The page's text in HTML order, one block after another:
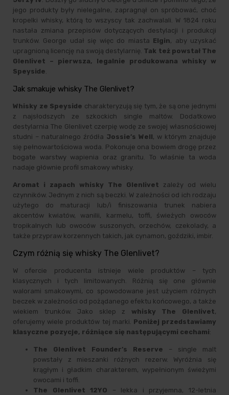
jego produkty były nielegalne, zapragnął on spróbować, choć
kropelki whisky, którą to wszyscy tak zachwalali. W 1824 roku
nastała zmiana przepisów dotyczących destylacji i produkcji
trunków. George udał się więc do miasta Elgin, aby uzyskać
upragnioną licencję na swoją destylarnię. Tak też powstał The
Glenlivet – pierwsza, legalnie produkowana whisky w
Speyside.
Jak smakuje whisky The Glenlivet?
Whisky ze Speyside charakteryzują się tym, że są one jednymi
z najsłodszych ze szkockich single maltów. Dodatkowo
destylarnia The Glenlivet czerpię wodę ze swojej własnościowej
studni – naturalnego źródła Jossie’s Well, w którym znajduje
się pełnowartościowa woda. Pokonuje ona bowiem drogę przez
bogate warstwy wapienia oraz granitu. To właśnie ta woda
nadaje głównie profil smakowy whisky.
Aromat i zapach whisky The Glenlivet zależy od wielu
czynników. Jednym z nich są beczki. W zależności od ich rodzaju
użytego do maturacji lub/i finiszowania trunek nabiera
akcentów kwiatów, wanilii, karmelu, toffi, świeżych owoców
tropikalnych lub owoców suszonych, orzechów, czekolady, a
także przypraw korzennych takich, jak cynamon, goździki, imbir.
Czym różnią się whisky The Glenlivet?
W ofercie producenta istnieje wiele produktów – tych
klasycznych i tych limitowanych. Różnią się one głównie
walorami smakowymi, co spowodowane jest użyciem różnych
beczek w zależności od pożądanego efektu końcowego, a także
wiekiem trunków. Jako sklep z whisky The Glenlivet,
oferujemy wiele produktów tej marki. Poniżej przedstawiamy
klasyczne pozycje, różniące się następującymi cechami:
The Glenlivet Founder’s Reserve
– single malt
powstały z mieszanki różnych rezerw. Wyróżnia się
krągłym i gładkim charakterem, wypełnionym świeżymi
owocami i toffi.
The Glenlivet 12YO
– lekka i przyjemna, 12-letnia